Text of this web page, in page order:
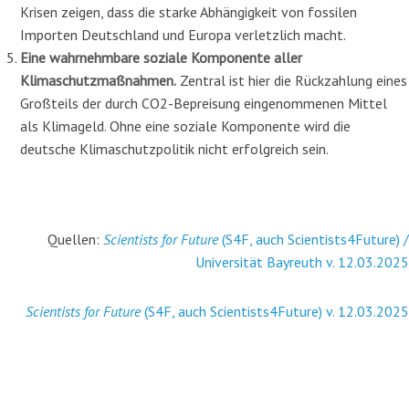
Krisen zeigen, dass die starke Abhängigkeit von fossilen
Importen Deutschland und Europaverletzlich macht.
Eine wahrnehmbare soziale Komponente aller
Klimaschutzmaßnahmen. Zentral ist hier die Rückzahlung eines
Großteils der durch CO2-Bepreisung eingenommenen Mittel
als Klimageld. Ohne eine soziale Komponente wird die
deutsche Klimaschutzpolitik nicht er­folgreich sein.
Quellen: Scientists for Future(S4F, auch Scientists4Future) /
Universität Bayreuth v. 12.03.2025
Scientists for Future(S4F, auch Scientists4Future) v. 12.03.2025